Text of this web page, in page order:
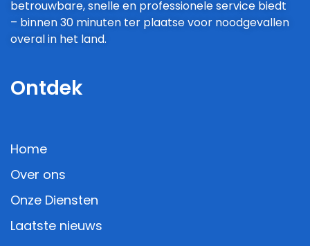
betrouwbare, snelle en professionele service biedt
– binnen 30 minuten ter plaatse voor noodgevallen
overal in het land.
Ontdek
Home
Over ons
Onze Diensten
Laatste nieuws